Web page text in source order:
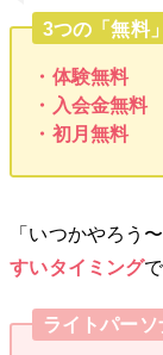
3つの「無料
・体験無料
・入会金無料
・初月無料
「いつかやろう
すいタイミング
ライトパー